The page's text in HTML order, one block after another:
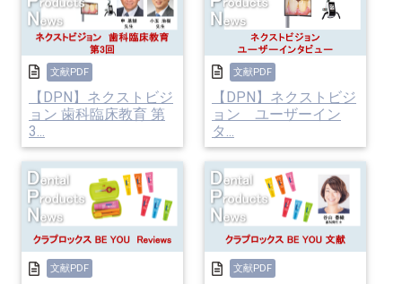
文献PDF
【DPN】ネクストビジ
ョン 歯科臨床教育 第
3...
文献PDF
【DPN】ネクストビジ
ョン ユーザーイン
タ...
文献PDF 文献PDF